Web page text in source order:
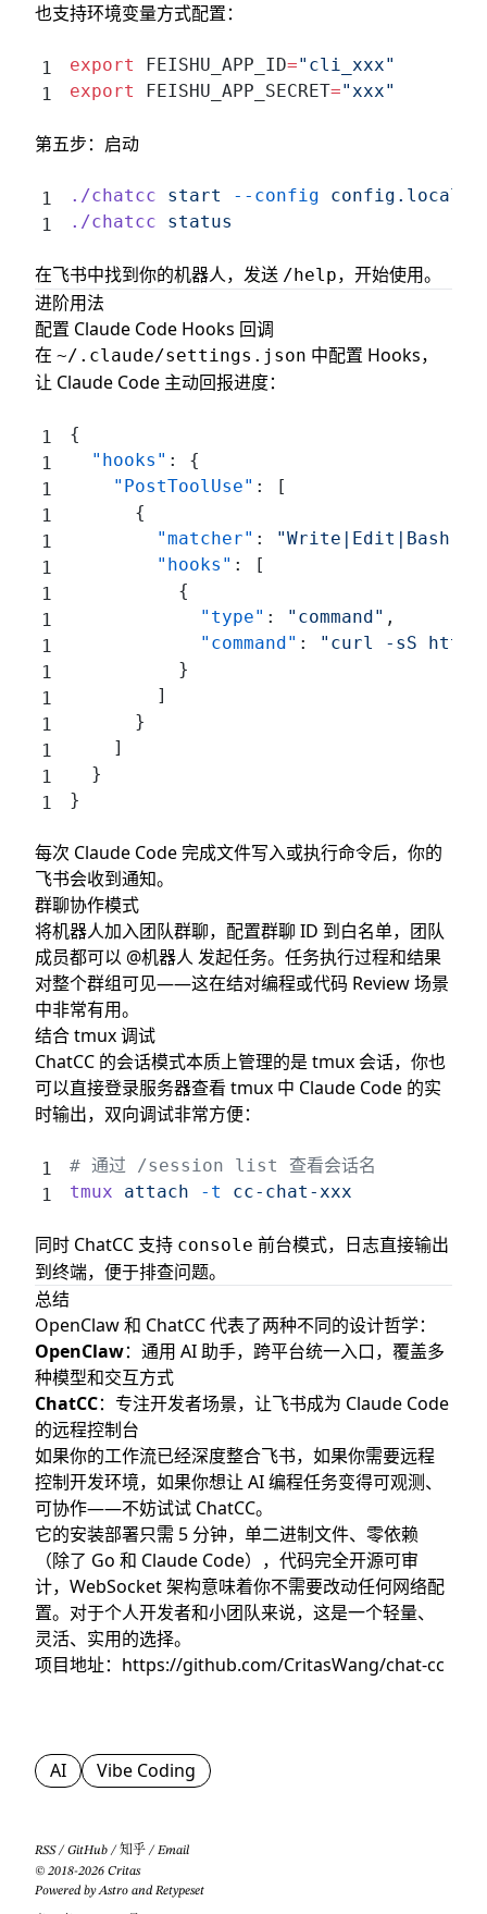
也支持环境变量方式配置：
export FEISHU_APP_ID="cli_xxx"
export
FEISHU_APP_SECRET="xxx"
第五步：启动
./chatcc start --config
./chatcc status
在飞书中找到你的机器人，发送 /help，开始使用。
进阶用法
配置 Claude Code Hooks 回调
在~/.claude/settings.json 中配置 Hooks，
让 Claude Code 主动回报进度：
{
  "hooks"
: {
    "PostToolUse"
: [
      {
        "matcher"
: "Write|Edit|Bash"
        "hooks"
: [
          {
            "type"
: "command" ,
            "command"
: "curl -sS
          }
        ]
      }
    ]
  }
}
每次 Claude Code 完成文件写入或执行命令后，你的
飞书会收到通知。
群聊协作模式
将机器人加入团队群聊，配置群聊 ID 到白名单，团队
成员都可以 @机器人 发起任务。任务执行过程和结果
对整个群组可见——这在结对编程或代码 Review 场景
中非常有用。
结合 tmux 调试
ChatCC 的会话模式本质上管理的是 tmux 会话，你也
可以直接登录服务器查看 tmux 中 Claude Code 的实
时输出，双向调试非常方便：
# 通过 /session list 查看会话名
tmux attach -t cc-chat-xxx
同时 ChatCC 支持 console 前台模式，日志直接输出
到终端，便于排查问题。
总结
OpenClaw 和 ChatCC 代表了两种不同的设计哲学：
OpenClaw：通用 AI 助手，跨平台统一入口，覆盖多
种模型和交互方式
ChatCC：专注开发者场景，让飞书成为 Claude Code
的远程控制台
如果你的工作流已经深度整合飞书，如果你需要远程
控制开发环境，如果你想让 AI 编程任务变得可观测、
可协作——不妨试试 ChatCC。
它的安装部署只需 5 分钟，单二进制文件、零依赖
（除了 Go 和 Claude Code），代码完全开源可审
计，WebSocket 架构意味着你不需要改动任何网络配
置。对于个人开发者和小团队来说，这是一个轻量、
灵活、实用的选择。
项目地址： https://github.com/CritasWang/chat-cc
AI Vibe Coding
RSS/GitHub /知乎 /Email
© 2018-2026 Critas
Powered byAstro andRetypeset